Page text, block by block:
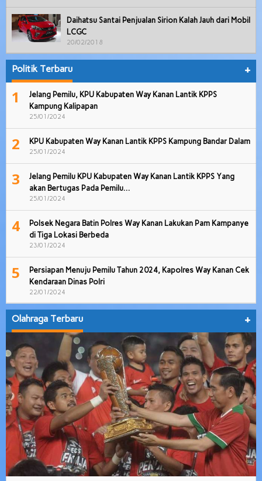
Daihatsu Santai Penjualan Sirion Kalah Jauh dari Mobil
LCGC
20/02/2018
Politik Terbaru +
1
Jelang Pemilu, KPU Kabupaten Way Kanan Lantik KPPS
Kampung Kalipapan
25/01/2024
2 KPU Kabupaten Way Kanan Lantik KPPS Kampung Bandar Dalam
25/01/2024
3
Jelang Pemilu KPU Kabupaten Way Kanan Lantik KPPS Yang
akan Bertugas Pada Pemilu…
25/01/2024
4
Polsek Negara Batin Polres Way Kanan Lakukan Pam Kampanye
di Tiga Lokasi Berbeda
23/01/2024
5
Persiapan Menuju Pemilu Tahun 2024, Kapolres Way Kanan Cek
Kendaraan Dinas Polri
22/01/2024
Olahraga Terbaru +